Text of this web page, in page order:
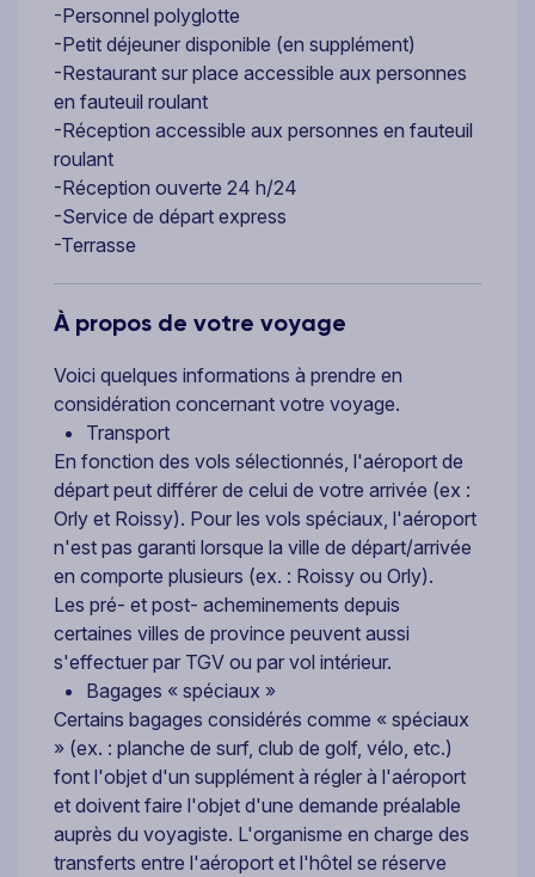
-Personnel polyglotte
-Petit déjeuner disponible (en supplément)
-Restaurant sur place accessible aux personnes
en fauteuil roulant
-Réception accessible aux personnes en fauteuil
roulant
-Réception ouverte 24 h/24
-Service de départ express
-Terrasse
À propos de votre voyage
Voici quelques informations à prendre en
considération concernant votre voyage.
Transport
En fonction des vols sélectionnés, l'aéroport de
départ peut différer de celui de votre arrivée (ex :
Orly et Roissy). Pour les vols spéciaux, l'aéroport
n'est pas garanti lorsque la ville de départ/arrivée
en comporte plusieurs (ex. : Roissy ou Orly).
Les pré- et post- acheminements depuis
certaines villes de province peuvent aussi
s'effectuer par TGV ou par vol intérieur.
Bagages « spéciaux »
Certains bagages considérés comme « spéciaux
» (ex. : planche de surf, club de golf, vélo, etc.)
font l'objet d'un supplément à régler à l'aéroport
et doivent faire l'objet d'une demande préalable
auprès du voyagiste. L'organisme en charge des
transferts entre l'aéroport et l'hôtel se réserve